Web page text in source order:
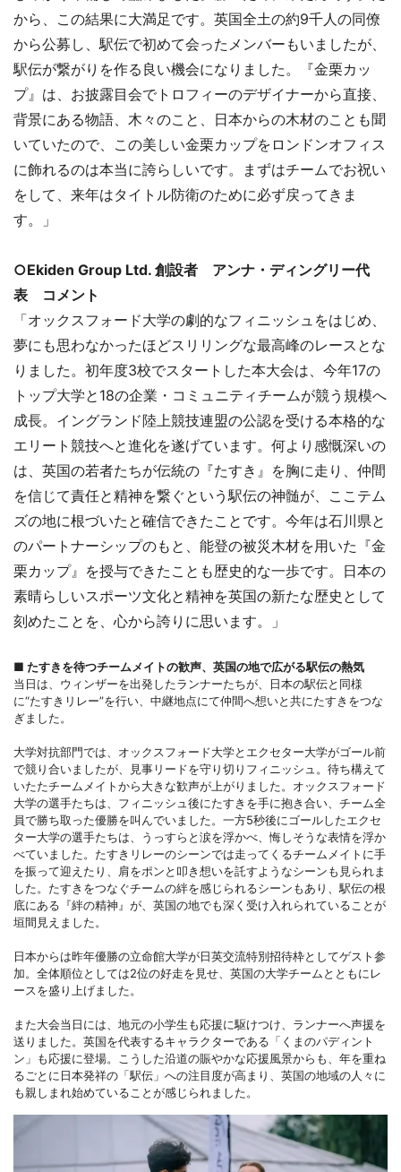
から、この結果に大満足です。英国全土の約9千人の同僚
から公募し、駅伝で初めて会ったメンバーもいましたが、
駅伝が繋がりを作る良い機会になりました。『金栗カッ
プ』は、お披露目会でトロフィーのデザイナーから直接、
背景にある物語、木々のこと、日本からの木材のことも聞
いていたので、この美しい金栗カップをロンドンオフィス
に飾れるのは本当に誇らしいです。まずはチームでお祝い
をして、来年はタイトル防衛のために必ず戻ってきま
す。」
○Ekiden Group Ltd. 創設者 アンナ・ディングリー代
表 コメント
「オックスフォード大学の劇的なフィニッシュをはじめ、
夢にも思わなかったほどスリリングな最高峰のレースとな
りました。初年度3校でスタートした本大会は、今年17の
トップ大学と18の企業・コミュニティチームが競う規模へ
成長。イングランド陸上競技連盟の公認を受ける本格的な
エリート競技へと進化を遂げています。何より感慨深いの
は、英国の若者たちが伝統の『たすき』を胸に走り、仲間
を信じて責任と精神を繋ぐという駅伝の神髄が、ここテム
ズの地に根づいたと確信できたことです。今年は石川県と
のパートナーシップのもと、能登の被災木材を用いた『金
栗カップ』を授与できたことも歴史的な一歩です。日本の
素晴らしいスポーツ文化と精神を英国の新たな歴史として
刻めたことを、心から誇りに思います。」
■ たすきを待つチームメイトの歓声、英国の地で広がる駅伝の熱気
当日は、ウィンザーを出発したランナーたちが、日本の駅伝と同様
に“たすきリレー”を行い、中継地点にて仲間へ想いと共にたすきをつな
ぎました。
大学対抗部門では、オックスフォード大学とエクセター大学がゴール前
で競り合いましたが、見事リードを守り切りフィニッシュ。待ち構えて
いたたチームメイトから大きな歓声が上がりました。オックスフォード
大学の選手たちは、フィニッシュ後にたすきを手に抱き合い、チーム全
員で勝ち取った優勝を叫んでいました。一方5秒後にゴールしたエクセ
ター大学の選手たちは、うっすらと涙を浮かべ、悔しそうな表情を浮か
べていました。たすきリレーのシーンでは走ってくるチームメイトに手
を振って迎えたり、肩をポンと叩き想いを託すようなシーンも見られま
した。たすきをつなぐチームの絆を感じられるシーンもあり、駅伝の根
底にある『絆の精神』が、英国の地でも深く受け入れられていることが
垣間見えました。
日本からは昨年優勝の立命館大学が日英交流特別招待枠としてゲスト参
加。全体順位としては2位の好走を見せ、英国の大学チームとともにレ
ースを盛り上げました。
また大会当日には、地元の小学生も応援に駆けつけ、ランナーへ声援を
送りました。英国を代表するキャラクターである「くまのパディント
ン」も応援に登場。こうした沿道の賑やかな応援風景からも、年を重ね
るごとに日本発祥の「駅伝」への注目度が高まり、英国の地域の人々に
も親しまれ始めていることが感じられました。